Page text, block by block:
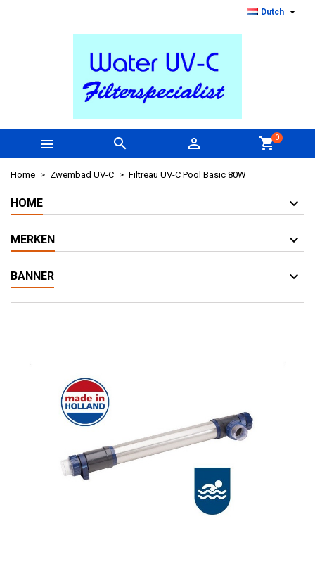
Dutch 
   shopping_cart0
Home Zwembad UV-C Filtreau UV-C Pool Basic 80W
HOME
MERKEN
BANNER